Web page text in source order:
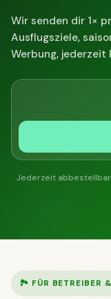
Wir senden dir 1×
Ausflugsziele,
Werbung, jederzeit
Jederzeit
🏞 FÜR BETREIBER